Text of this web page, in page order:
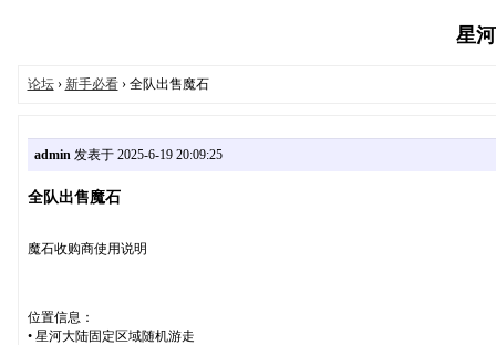
星
论坛› 新手必看› 全队出售魔石
admin发表于 2025-6-19 20:09:25
全队出售魔石
魔石收购商使用说明
位置信息：
• 星河大陆固定区域随机游走